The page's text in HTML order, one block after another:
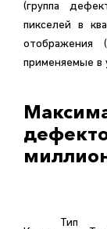
(группа
пикселей в
отображения
применяемые в
Тип